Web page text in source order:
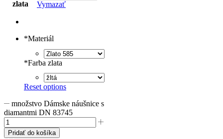
zlata
Vymazať
*Materiál
*Farba zlata
Reset options
množstvo Dámske náušnice s
diamantmi DN 83745
Pridať do košíka